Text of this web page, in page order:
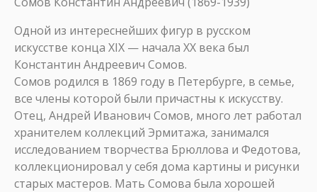
Одной из интереснейших фигур в русском
искусстве конца XIX — начала XX века был
Константин Андреевич Сомов.
Сомов родился в 1869 году в Петербурге, в семье,
все члены которой были причастны к искусству.
Отец, Андрей Иванович Сомов, много лет работал
хранителем коллекций Эрмитажа, занимался
исследованием творчества Брюллова и Федотова,
коллекционировал у себя дома картины и рисунки
старых мастеров. Мать Сомова была хорошей